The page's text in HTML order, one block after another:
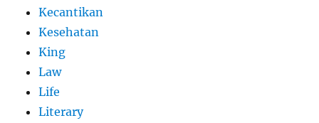
Kecantikan
Kesehatan
King
Law
Life
Literary